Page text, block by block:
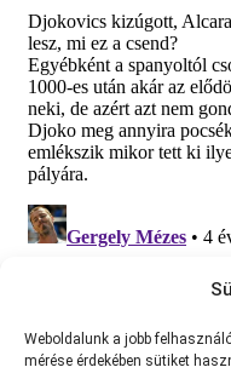
Weboldalunk a jobb
mérése érdekében sütiket